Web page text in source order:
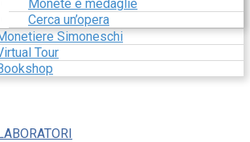
Monete e medaglie
Cerca un’opera
Simoneschi
Tour